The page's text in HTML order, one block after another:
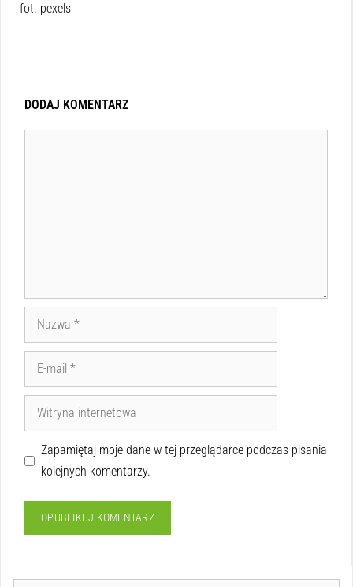
fot. pexels
DODAJ KOMENTARZ
Zapamiętaj moje dane w tej przeglądarce podczas pisania
kolejnych komentarzy.